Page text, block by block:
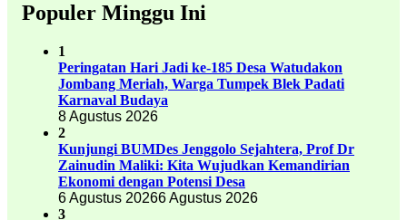
Populer Minggu Ini
1
Peringatan Hari Jadi ke-185 Desa Watudakon
Jombang Meriah, Warga Tumpek Blek Padati
Karnaval Budaya
8 Agustus 2026
2
Kunjungi BUMDes Jenggolo Sejahtera, Prof Dr
Zainudin Maliki: Kita Wujudkan Kemandirian
Ekonomi dengan Potensi Desa
6 Agustus 20266 Agustus 2026
3